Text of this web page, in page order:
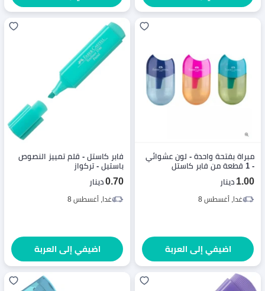
مبراة بفتحة واحدة - لون عشوائي
- 1 قطعة من فابر كاستل
1.00 دينار
غدا, أغسطس 8
اضيفي إلى العربة
فابر كاستل - قلم تمييز النصوص
باستيل - تركواز
0.70 دينار
غدا, أغسطس 8
اضيفي إلى العربة